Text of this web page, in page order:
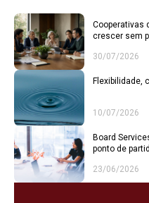
Cooperativas
crescer sem
30/07/2026
Flexibilidade,
10/07/2026
Board
ponto de
23/06/2026